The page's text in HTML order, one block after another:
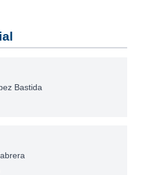
Bastida